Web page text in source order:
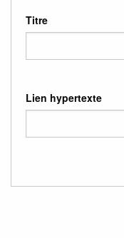
Titre
Lien hypertexte